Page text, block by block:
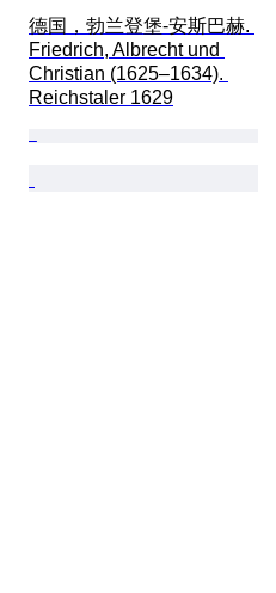
德国，勃兰登堡-安斯巴赫.
Friedrich, Albrecht und
Christian (1625–1634).
Reichstaler 1629